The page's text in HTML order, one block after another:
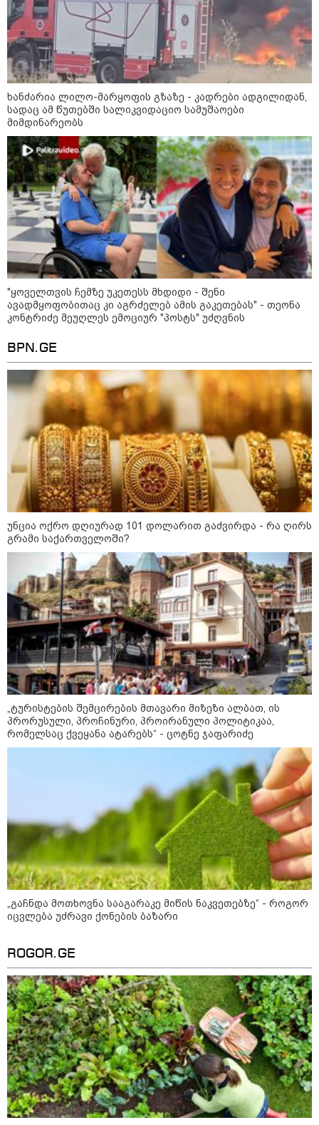
12:34 / 08-08-2026
რას აცხადებს ირაკლი კობახიძე
ელექტროენერგიის რამდენჯერმე
გათიშვასთან დაკავშირებით?
19:32 / 08-08-2026
"სიმბოლურია, რომ კობახიძის
მოღალატეობრივი განცხადება
საქართველოს
თავისუფლებისთვის შეწირული
19:03 / 08-08-2026
"მკაცრად ვგმობთ ირაკლი
კობახიძის განცხადებას" -
"კოალიცია ცვლილებისთვის"
16:33 / 08-08-2026
"გიორგი ბარამიძემ რაღაც
არასწორად ჩამოაყალიბა,
მაგრამ ნამდვილად არ
ეკუთვნის წიხლი ივანიშვილის
მიხეილ სააკაშვილი
16:22 / 08-08-2026
"აი, ეს არის სამშობლოს
ღალატი" - როგორ ეხმაურება
ნიკა გვარამია აგვისტოს ომთან
დაკავშირებით ირაკლი
კობახიძის განცხადებას?
კატეგორიის ყველა სიახლე
უნცია ოქრო დღიურად 101
დოლარით გაძვირდა - რა ღირს
გრამი საქართველოში?
„ტურისტების შემცირების მთავარი
მიზეზი ალბათ, ის პრორუსული,
პროჩინური, პროირანული
პოლიტიკაა, რომელსაც ქვეყანა
ატარებს“ - ცოტნე ჯაფარიძე
მიწის ნაკვეთებზე“ - როგორ
იცვლება უძრავი ქონების ბაზარი
კონფლიქტები
ხანძარია ლილო-მარყოფის გზაზე - კადრები ადგილიდან,
სადაც ამ წუთებში სალიკვიდაციო სამუშაოები
მიმდინარეობს
"ყოველთვის ჩემზე უკეთესს მხდიდი - შენი
ავადმყოფობითაც კი აგრძელებ ამის გაკეთებას" - თეონა
კონტრიძე მეუღლეს ემოციურ "პოსტს" უძღვნის
BPN.GE
უნცია ოქრო დღიურად 101 დოლარით გაძვირდა - რა ღირს
გრამი საქართველოში?
„ტურისტების შემცირების მთავარი მიზეზი ალბათ, ის
პრორუსული, პროჩინური, პროირანული პოლიტიკაა,
რომელსაც ქვეყანა ატარებს“ - ცოტნე ჯაფარიძე
„გაჩნდა მოთხოვნა სააგარაკე მიწის ნაკვეთებზე“ - როგორ
იცვლება უძრავი ქონების ბაზარი
ROGOR.GE